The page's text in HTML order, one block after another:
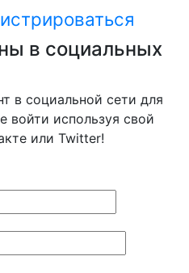
в социальных
в социальной сети для
войти используя свой
или Twitter!